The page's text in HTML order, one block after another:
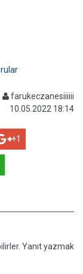
farukeczanesiiiiii
10.05.2022 18:14
+1
Yanıt yazmak